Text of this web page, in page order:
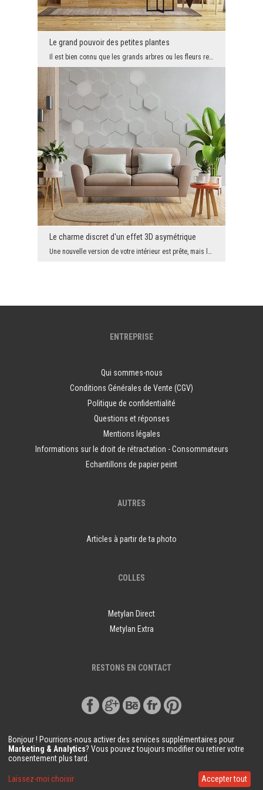
Le grand pouvoir des petites plantes
Il est bien connu que les grands arbres ou les fleurs remarquables font toujours une grande impre...
Le charme discret d'un effet 3D asymétrique
Une nouvelle version de votre intérieur est prête, mais la créativité fait défaut ? Si vous vous ...
ENTREPRISE
Qui sommes-nous
Conditions Générales de Vente (CGV)
Politique de confidentialité
Questions et réponses
Mentions légales
Informations sur le droit de rétractation - Consommateurs
Echantillons de papier peint
AUTRES
Articles à partir de ta photo
COLLES
Metylan Direct
Metylan Extra
RESTONS EN CONTACT
Bonjour ! Pourrions-nous activer des services supplémentaires pour
Marketing & Analytics? Vous pouvez toujours modifier ou retirer votre
consentement plus tard.
Laissez-moi choisir Accepter tout